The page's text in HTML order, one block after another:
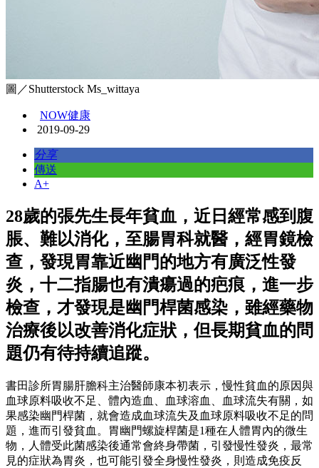
圖／Shutterstock Ms_wittaya
NOW健康
2019-09-29
分享
傳送
A+
28歲的張先生長年貧血，近日經常感到腹
脹、難以消化，至腸胃科就醫，經胃鏡檢
查，發現胃靠近幽門的地方有廣泛性發
炎，十二指腸也有潰瘍過的疤痕，進一步
檢查，才發現是幽門桿菌感染，雖經藥物
治療後以改善消化症狀，但長期貧血的問
題仍有待持續追蹤。
書田診所胃腸肝膽科主治醫師康本初表示，慢性貧血的原因與
血球原料吸收不足、體內造血、血球溶血、血球流失有關，如
果感染幽門桿菌，就會造成血球流失及血球原料吸收不足的問
題，進而引發貧血。胃幽門螺旋桿菌是1種在人體胃內的微生
物，人體受此菌感染後通常會終身帶菌，引發慢性發炎，最常
見的症狀為胃炎，也可能引發全身慢性發炎，則造成免疫反